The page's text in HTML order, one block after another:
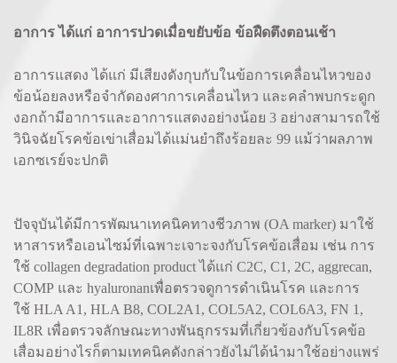
อาการ ได้แก่ อาการปวดเมื่อขยับข้อ ข้อฝืดตึงตอนเช้า
อาการแสดง ได้แก่ มีเสียงดังกุบกับในข้อการเคลื่อนไหวของ
ข้อน้อยลงหรือจำกัดองศาการเคลื่อนไหว และคลำพบกระดูก
งอกถ้ามีอาการและอาการแสดงอย่างน้อย 3 อย่างสามารถใช้
วินิจฉัยโรคข้อเข่าเสื่อมได้แม่นยำถึงร้อยละ 99 แม้ว่าผลภาพ
เอกซเรย์จะปกติ
ปัจจุบันได้มีการพัฒนาเทคนิคทางชีวภาพ (OA marker) มาใช้
หาสารหรือเอนไซม์ที่เฉพาะเจาะจงกับโรคข้อเสื่อม เช่น การ
ใช้ collagen degradation product ได้แก่ C2C, C1, 2C, aggrecan,
COMP และ hyaluronanเพื่อตรวจดูการดำเนินโรค และการ
ใช้ HLA A1, HLA B8, COL2A1, COL5A2, COL6A3, FN 1,
IL8R เพื่อตรวจลักษณะทางพันธุกรรมที่เกี่ยวข้องกับโรคข้อ
เสื่อมอย่างไรก็ตามเทคนิคดังกล่าวยังไม่ได้นำมาใช้อย่างแพร่